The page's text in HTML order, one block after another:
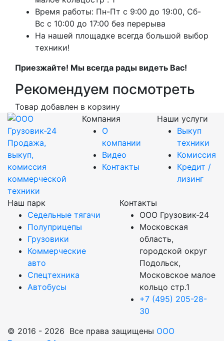
Время работы: Пн-Пт с 9:00 до 19:00, Сб-
Вс с 10:00 до 17:00 без перерыва
На нашей площадке всегда большой выбор
техники!
Приезжайте! Мы всегда рады видеть Вас!
Рекомендуем посмотреть
Товар добавлен в корзину
Продажа,
выкуп,
комиссия
коммерческой
техники
Компания
О
компании
Видео
Контакты
Наши услуги
Выкуп
техники
Комиссия
Кредит /
лизинг
Наш парк
Седельные тягачи
Полуприцепы
Грузовики
Коммерческие
авто
Спецтехника
Автобусы
Контакты
ООО Грузовик-24
Московская
область,
городской округ
Подольск,
Московское малое
кольцо стр.1
+7 (495) 205-28-
30
© 2016 - 2026 Все права защищены ООО